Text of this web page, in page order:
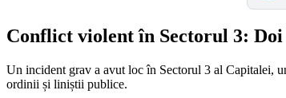
Conflict violent în Sectorul 3:
Un incident grav a avut loc în Sectorul 3 al Capitalei,
ordinii și liniștii publice.